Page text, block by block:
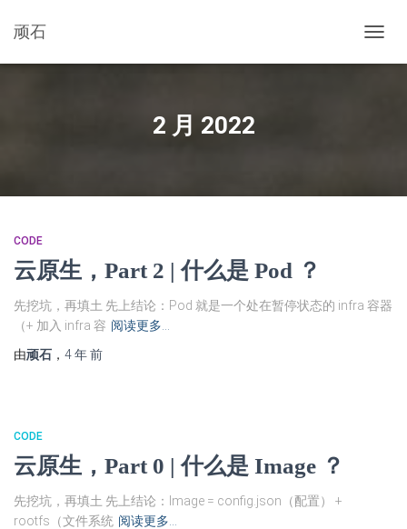
顽石
换
2 月 2022
CODE
云原生，Part 2 | 什么是 Pod ？
先挖坑，再填土 先上结论：Pod 就是一个处在暂停状态的 infra 容器
（+ 加入 infra 容 阅读更多…
由顽石 ， 4 年前
CODE
云原生，Part 0 | 什么是 Image ？
先挖坑，再填土 先上结论：Image = config.json（配置） +
rootfs（文件系统 阅读更多…